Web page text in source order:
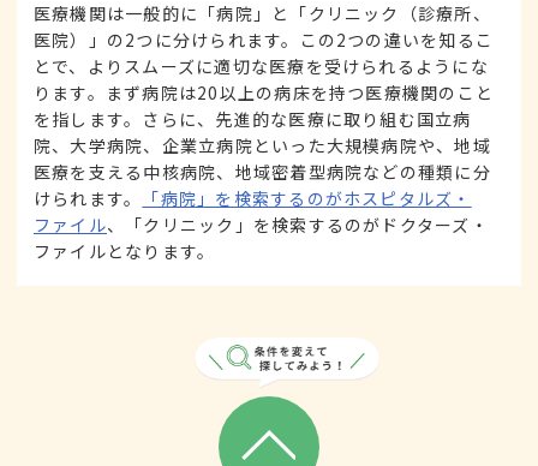
医療機関は一般的に「病院」と「クリニック（診療所、
医院）」の2つに分けられます。この2つの違いを知るこ
とで、よりスムーズに適切な医療を受けられるようにな
ります。まず病院は20以上の病床を持つ医療機関のこと
を指します。さらに、先進的な医療に取り組む国立病
院、大学病院、企業立病院といった大規模病院や、地域
医療を支える中核病院、地域密着型病院などの種類に分
けられます。
「病院」を検索するのがホスピタルズ・
ファイル、「クリニック」を検索するのがドクターズ・
ファイルとなります。